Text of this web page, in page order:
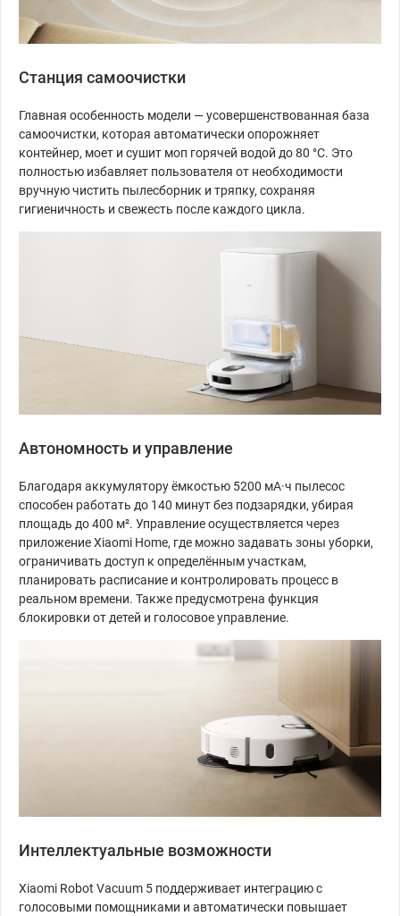
Станция самоочистки
Главная особенность модели — усовершенствованная база
самоочистки, которая автоматически опорожняет
контейнер, моет и сушит моп горячей водой до 80 °C. Это
полностью избавляет пользователя от необходимости
вручную чистить пылесборник и тряпку, сохраняя
гигиеничность и свежесть после каждого цикла.
Автономность и управление
Благодаря аккумулятору ёмкостью 5200 мА·ч пылесос
способен работать до 140 минут без подзарядки, убирая
площадь до 400 м². Управление осуществляется через
приложение Xiaomi Home, где можно задавать зоны уборки,
ограничивать доступ к определённым участкам,
планировать расписание и контролировать процесс в
реальном времени. Также предусмотрена функция
блокировки от детей и голосовое управление.
Интеллектуальные возможности
Xiaomi Robot Vacuum 5 поддерживает интеграцию с
голосовыми помощниками и автоматически повышает